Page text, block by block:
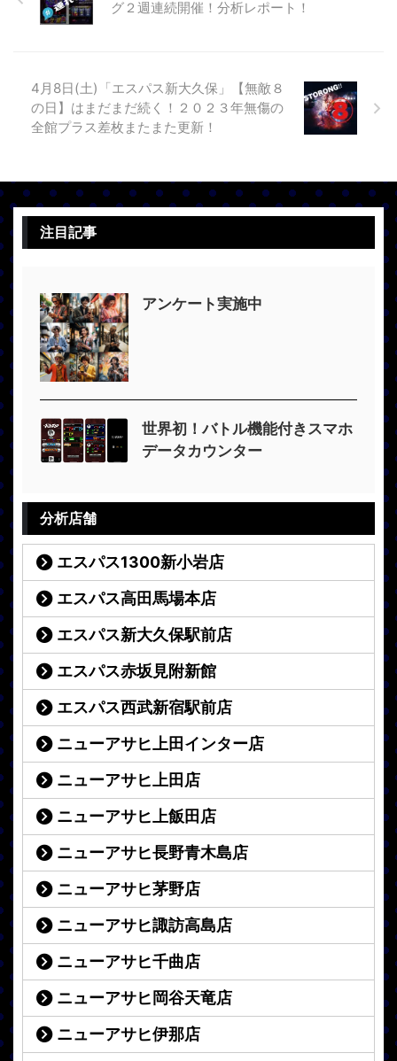
グ２週連続開催！分析レポート！
4月8日(土)「エスパス新大久保」【無敵８
の日】はまだまだ続く！２０２３年無傷の
全館プラス差枚またまた更新！
注目記事
アンケート実施中
世界初！バトル機能付きスマホ
データカウンター
分析店舗
エスパス1300新小岩店
エスパス高田馬場本店
エスパス新大久保駅前店
エスパス赤坂見附新館
エスパス西武新宿駅前店
ニューアサヒ上田インター店
ニューアサヒ上田店
ニューアサヒ上飯田店
ニューアサヒ長野青木島店
ニューアサヒ茅野店
ニューアサヒ諏訪高島店
ニューアサヒ千曲店
ニューアサヒ岡谷天竜店
ニューアサヒ伊那店